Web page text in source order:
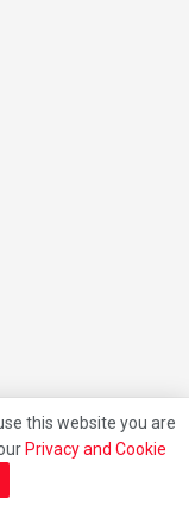
Us
this website you are
Privacy and Cookie